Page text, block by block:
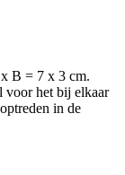
B = 7 x 3 cm.
voor het bij elkaar
in de